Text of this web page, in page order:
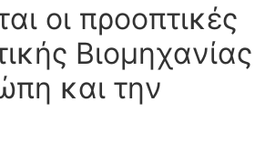
οι προοπτικές
Βιομηχανίας
και την